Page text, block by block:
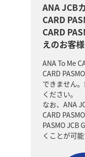
ANA JCB
CARD
CARD
えのお客様
ANA To Me
CARD
できません
ください。
なお、ANA
CARD
PASMO JCB
くことが可能